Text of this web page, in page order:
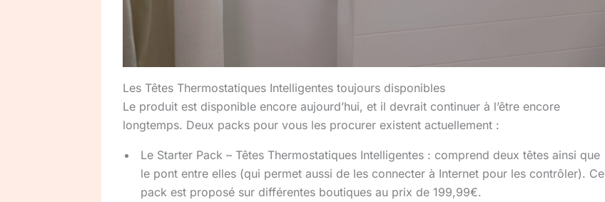
Les Têtes Thermostatiques Intelligentes toujours disponibles
Le produit est disponible encore aujourd’hui, et il devrait continuer à l’être encore
longtemps. Deux packs pour vous les procurer existent actuellement :
Le Starter Pack – Têtes Thermostatiques Intelligentes : comprend deux têtes ainsi que
le pont entre elles (qui permet aussi de les connecter à Internet pour les contrôler). Ce
pack est proposé sur différentes boutiques au prix de 199,99€.